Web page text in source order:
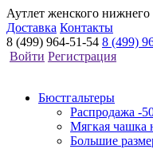
Аутлет женского
Доставка Контакты
8 (499) 964-51-54 8 (499)
Войти Регистрация
Бюстгальтеры
Распродажа -
Мягкая чашка
Большие